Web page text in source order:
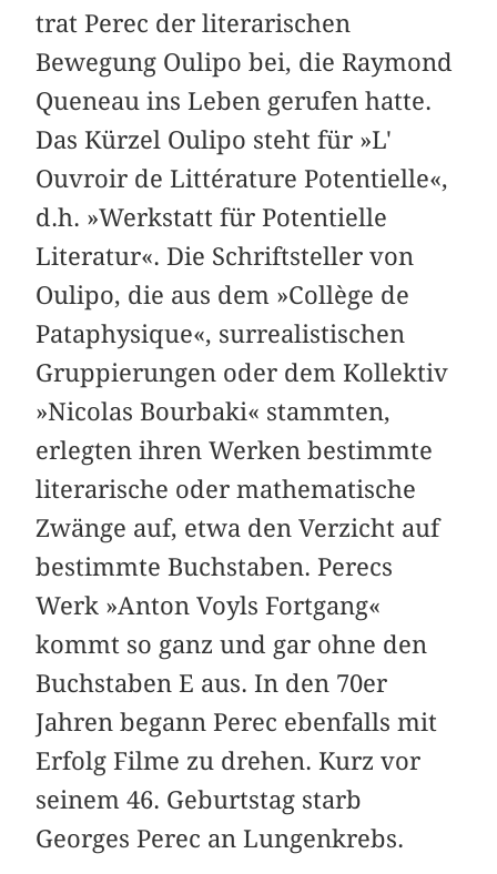
trat Perec der literarischen
Bewegung Oulipo bei, die Raymond
Queneau ins Leben gerufen hatte.
Das Kürzel Oulipo steht für »L'
Ouvroir de Littérature Potentielle«,
d.h. »Werkstatt für Potentielle
Literatur«. Die Schriftsteller von
Oulipo, die aus dem »Collège de
Pataphysique«, surrealistischen
Gruppierungen oder dem Kollektiv
»Nicolas Bourbaki« stammten,
erlegten ihren Werken bestimmte
literarische oder mathematische
Zwänge auf, etwa den Verzicht auf
bestimmte Buchstaben. Perecs
Werk »Anton Voyls Fortgang«
kommt so ganz und gar ohne den
Buchstaben E aus. In den 70er
Jahren begann Perec ebenfalls mit
Erfolg Filme zu drehen. Kurz vor
seinem 46. Geburtstag starb
Georges Perec an Lungenkrebs.